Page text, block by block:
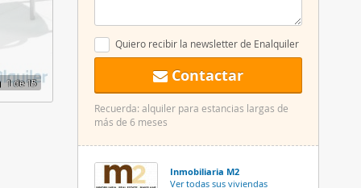
del
1de 15
Quiero recibir la newsletter de Enalquiler
Contactar
Recuerda: alquiler para estancias largas de
más de 6 meses
Inmobiliaria M2
Ver todas sus viviendas